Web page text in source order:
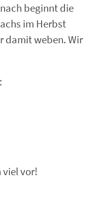
beginnt die
im Herbst
damit weben. Wir
viel vor!